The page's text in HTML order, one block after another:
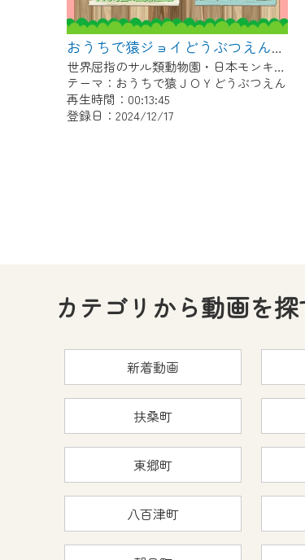
おうちで猿ジョイどうぶつえん～190年前の霊長類図鑑～（2024年11月16日初回放送）
世界屈指のサル類動物園・日本モンキーセンター協力の親子で学べる動物番組。
テーマ：おうちで猿ＪＯＹどうぶつえん
再生時間：00:13:45
登録日：2024/12/17
カテゴリから動画を
新着動画
扶桑町
東郷町
八百津町